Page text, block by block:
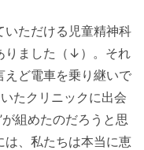
いただける児童精神科
りました（↓）。それ
えど電車を乗り継いで
たクリニックに出会
組めたのだろうと思
は、私たちは本当に恵